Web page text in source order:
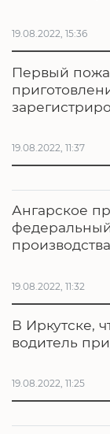
19.08.2022, 15:36
Первый
19.08.2022, 11:37
Ангарское
19.08.2022, 11:32
В Иркутске,
водитель
19.08.2022, 11:25